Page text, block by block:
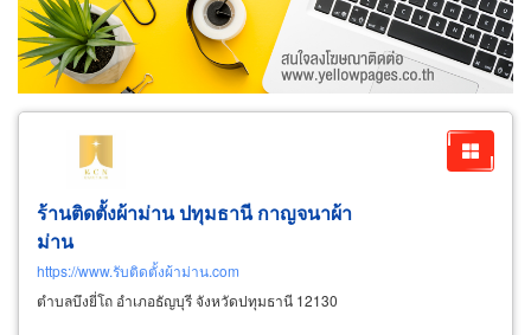
ขายส่ง ขายปลีก ผู้ผลิต
ตัวแทนจัดจำหน่าย
ผู้ส่งออก/นำเข้า
ธุรกิจบริการ
ร้านติดตั้งผ้าม่าน ปทุมธานี กาญจนาผ้า
ม่าน
https://www.รับติดตั้งผ้าม่าน.com
ตำบลบึงยี่โถ อำเภอธัญบุรี จังหวัดปทุมธานี 12130